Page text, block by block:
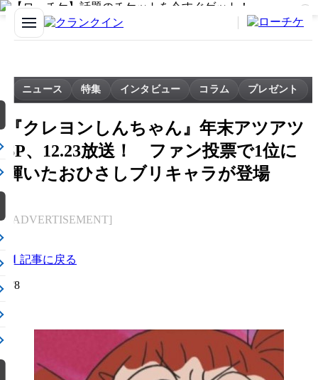
ニュース 特集 インタビュー コラム プレゼント
『クレヨンしんちゃん』年末アツアツ
SP、12.23放送！ ファン投票で1位に
輝いたおひさしブリキャラが登場
[ADVERTISEMENT]
◀ 記事に戻る
6/8